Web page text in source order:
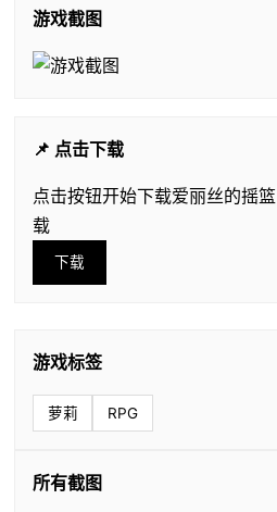
游戏截图
📌 点击下载
点击按钮开始下载爱丽丝的摇
载
下载
游戏标签
萝莉 RPG
所有截图